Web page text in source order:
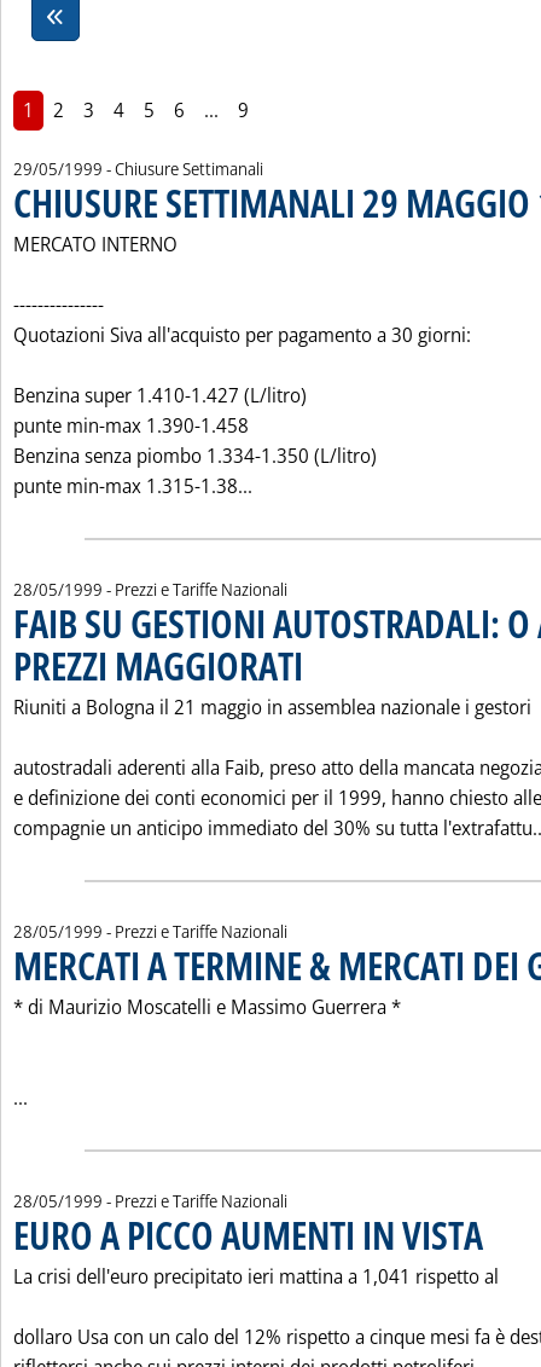
1 2 3 4 5 6 ... 9
29/05/1999 - Chiusure Settimanali
CHIUSURE SETTIMANALI 29
MERCATO INTERNO
---------------
Quotazioni Siva all'acquisto per pagamento a 30 giorni:
Benzina super 1.410-1.427 (L/litro)
punte min-max 1.390-1.458
Benzina senza piombo 1.334-1.350 (L/litro)
punte min-max 1.315-1.38...
28/05/1999 - Prezzi e Tariffe Nazionali
FAIB SU GESTIONI AUTOSTRADALI:
PREZZI MAGGIORATI
Riuniti a Bologna il 21 maggio in assemblea nazionale i gestori
autostradali aderenti alla Faib, preso atto della mancata
e definizione dei conti economici per il 1999, hanno chiesto alle
compagnie un anticipo immediato del 30% su tutta
28/05/1999 - Prezzi e Tariffe Nazionali
MERCATI A TERMINE & MERCATI DEI
* di Maurizio Moscatelli e Massimo Guerrera *
...
28/05/1999 - Prezzi e Tariffe Nazionali
EURO A PICCO AUMENTI IN VISTA
La crisi dell'euro precipitato ieri mattina a 1,041 rispetto al
dollaro Usa con un calo del 12% rispetto a cinque mesi fa è